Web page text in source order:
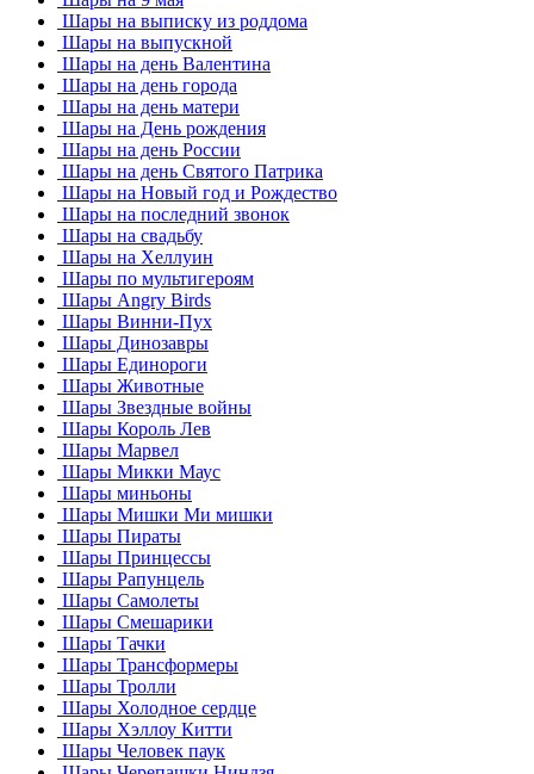
Шары на выписку из роддома
Шары на выпускной
Шары на день Валентина
Шары на день города
Шары на день матери
Шары на День рождения
Шары на день России
Шары на день Святого Патрика
Шары на Новый год и Рождество
Шары на последний звонок
Шары на свадьбу
Шары на Хеллуин
Шары по мультигероям
Шары Angry Birds
Шары Винни-Пух
Шары Динозавры
Шары Единороги
Шары Животные
Шары Звездные войны
Шары Король Лев
Шары Марвел
Шары Микки Маус
Шары миньоны
Шары Мишки Ми мишки
Шары Пираты
Шары Принцессы
Шары Рапунцель
Шары Самолеты
Шары Смешарики
Шары Тачки
Шары Трансформеры
Шары Тролли
Шары Холодное сердце
Шары Хэллоу Китти
Шары Человек паук